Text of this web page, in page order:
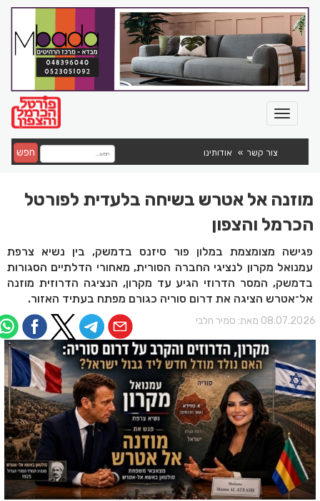
צור קשר אודותינו חפש
מוזנה אל אטרש בשיחה בלעדית לפורטל
הכרמל והצפון
פגישה מצומצמת במלון פור סיזנס בדמשק, בין נשיא צרפת
עמנואל מקרון לנציגי החברה הסורית, מאחורי הדלתיים הסגורות
בדמשק, המסר הדרוזי הגיע עד מקרון, הנציגה הדרוזית מוזנה
אל־אטרש הציגה את דרום סוריה כגורם מפתח בעתיד האזור.
מאת: סמיר חלבי